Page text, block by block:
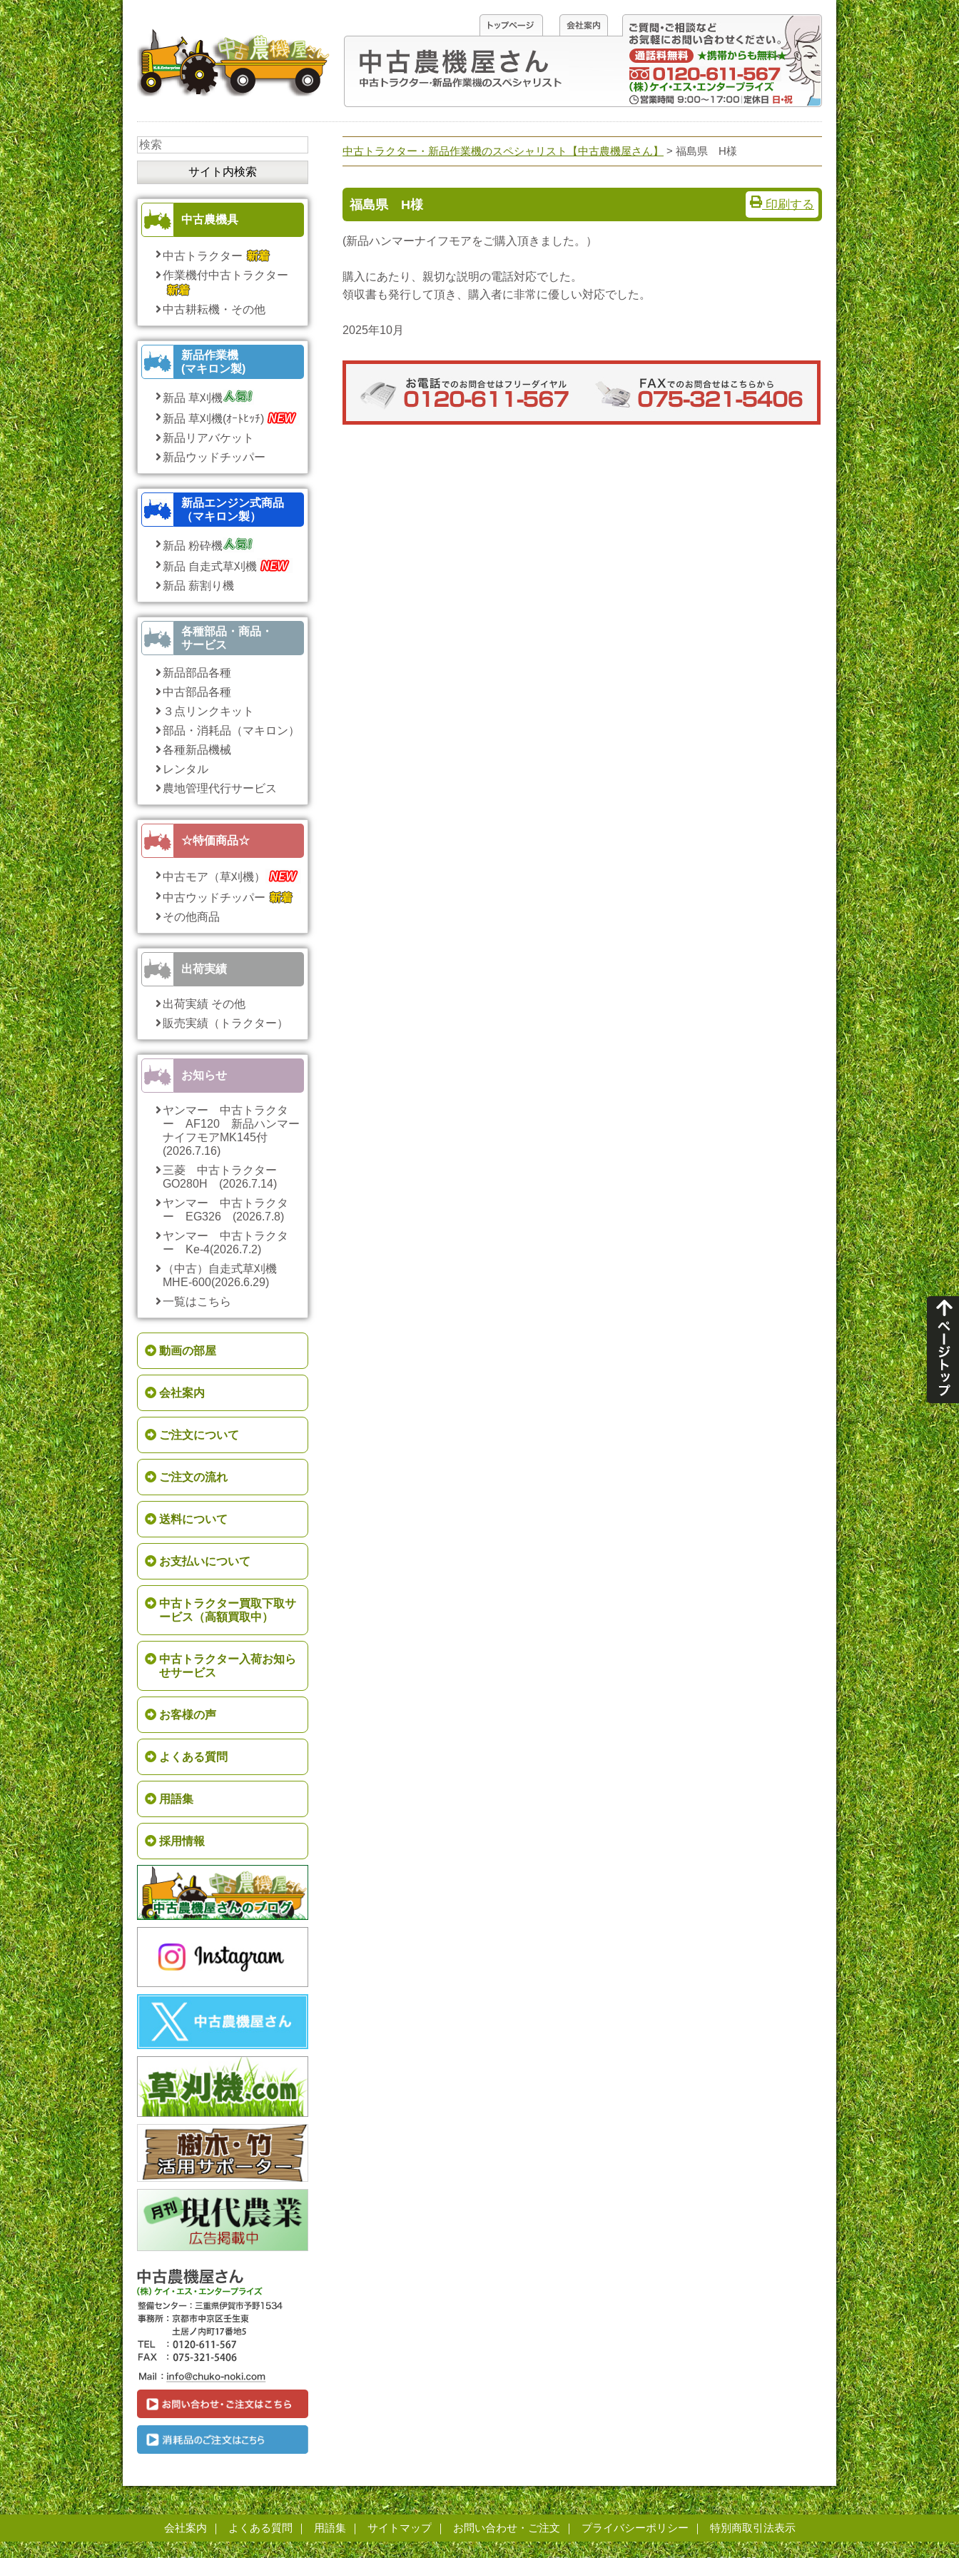
中古農機具
中古トラクター
作業機付中古トラクター
中古耕耘機・その他
新品作業機
(マキロン製)
新品 草刈機
新品 草刈機(ｵｰﾄﾋｯﾁ)
新品リアバケット
新品ウッドチッパー
新品エンジン式商品
（マキロン製）
新品 粉砕機
新品 自走式草刈機
新品 薪割り機
各種部品・商品・
サービス
新品部品各種
中古部品各種
３点リンクキット
部品・消耗品（マキロン）
各種新品機械
レンタル
農地管理代行サービス
☆特価商品☆
中古モア（草刈機）
中古ウッドチッパー
その他商品
出荷実績
出荷実績 その他
販売実績（トラクター）
お知らせ
ヤンマー 中古トラクタ
ー AF120 新品ハンマー
ナイフモアMK145付
(2026.7.16)
三菱 中古トラクター
GO280H (2026.7.14)
ヤンマー 中古トラクタ
ー EG326 (2026.7.8)
ヤンマー 中古トラクタ
ー Ke-4(2026.7.2)
（中古）自走式草刈機
MHE-600(2026.6.29)
一覧はこちら
動画の部屋
会社案内
ご注文について
ご注文の流れ
送料について
お支払いについて
中古トラクター買取下取サ
ービス（高額買取中）
中古トラクター入荷お知ら
せサービス
お客様の声
よくある質問
用語集
採用情報
中古トラクター・新品作業機のスペシャリスト【中古農機屋さん】 > 福島県 H様
福島県 H様 印刷する
(新品ハンマーナイフモアをご購入頂きました。）
購入にあたり、親切な説明の電話対応でした。
領収書も発行して頂き、購入者に非常に優しい対応でした。
2025年10月
会社案内 よくある質問 用語集 サイトマップ お問い合わせ・ご注文 プライバシーポリシー 特別商取引法表示